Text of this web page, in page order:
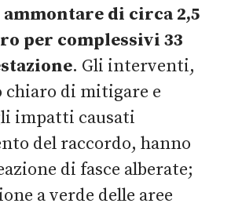
di circa 2,5
per complessivi 33
. Gli interventi,
chiaro di mitigare e
impatti causati
del raccordo, hanno
di fasce alberate;
a verde delle aree